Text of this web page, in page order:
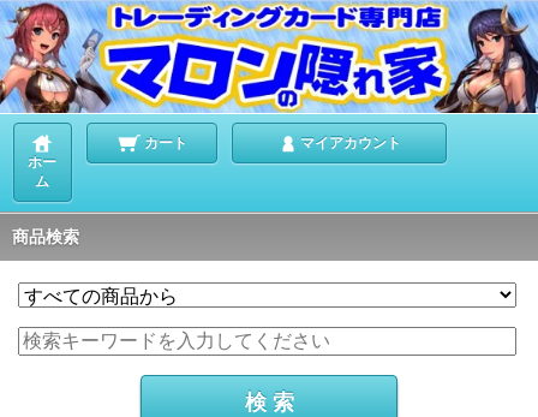
ホー
ム
カート マイアカウント
商品検索